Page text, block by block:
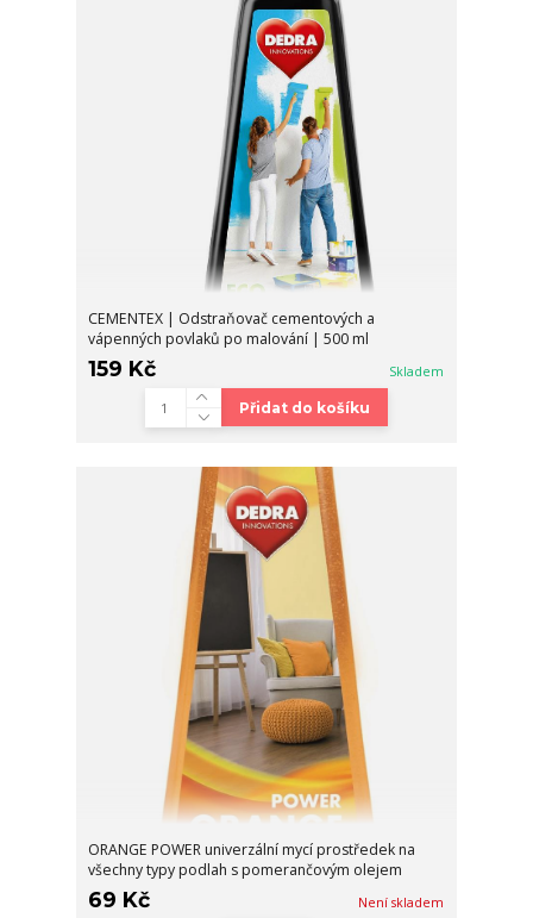
CEMENTEX | Odstraňovač cementových a
vápenných povlaků po malování | 500 ml
159 Kč Skladem
Přidat do košíku
ORANGE POWER univerzální mycí prostředek na
všechny typy podlah s pomerančovým olejem
69 Kč Není skladem